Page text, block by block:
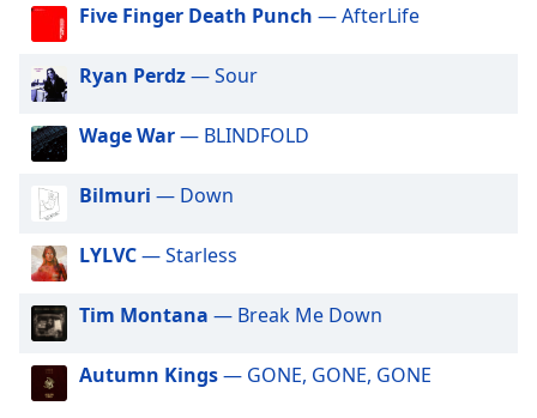
Fullscreen
modal
window.
Beginning
dialog
Escape
cancel
and
Five Finger Death Punch — AfterLife
Ryan Perdz— Sour
Wage War— BLINDFOLD
Bilmuri — Down
LYLVC— Starless
Tim Montana — Break Me Down
Autumn Kings— GONE, GONE, GONE